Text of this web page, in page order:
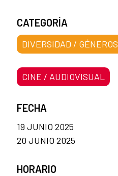
CATEGORÍA
DIVERSIDAD / GÉNEROS
CINE / AUDIOVISUAL
FECHA
19 JUNIO 2025
20 JUNIO 2025
HORARIO